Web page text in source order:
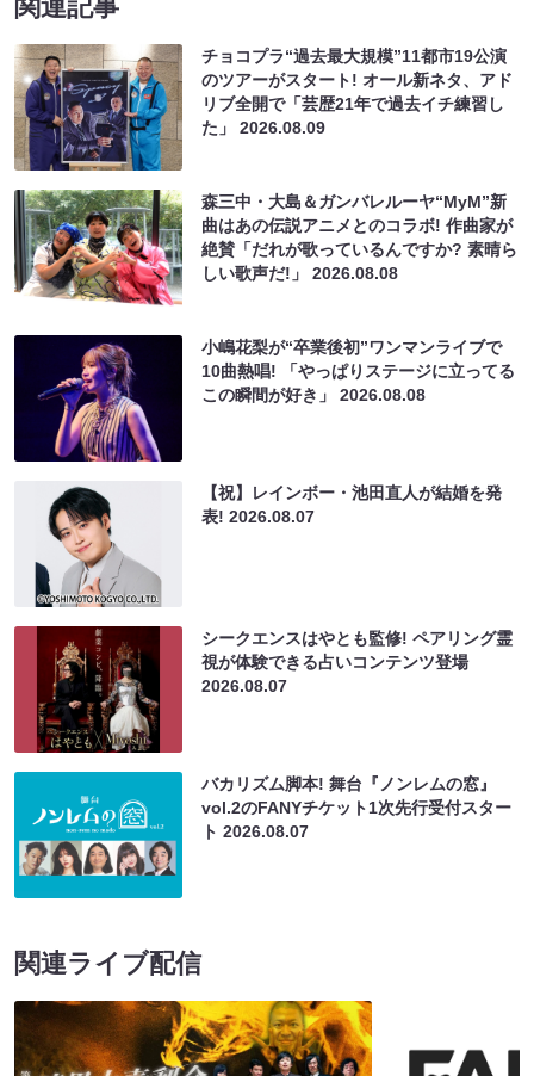
関連記事
チョコプラ“過去最大規模”11都市19公演
のツアーがスタート! オール新ネタ、アド
リブ全開で「芸歴21年で過去イチ練習し
た」2026.08.09
森三中・大島＆ガンバレルーヤ“MyM”新
曲はあの伝説アニメとのコラボ! 作曲家が
絶賛「だれが歌っているんですか? 素晴ら
しい歌声だ!」2026.08.08
小嶋花梨が“卒業後初”ワンマンライブで
10曲熱唱! 「やっぱりステージに立ってる
この瞬間が好き」2026.08.08
【祝】レインボー・池田直人が結婚を発
表!2026.08.07
シークエンスはやとも監修! ペアリング霊
視が体験できる占いコンテンツ登場
2026.08.07
バカリズム脚本! 舞台『ノンレムの窓』
vol.2のFANYチケット1次先行受付スター
ト2026.08.07
関連ライブ配信